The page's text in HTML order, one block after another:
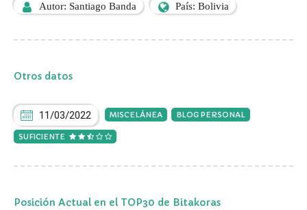
Autor: Santiago Banda País: Bolivia
Otros datos
11/03/2022 MISCELÁNEA BLOG PERSONAL
SUFICIENTE
Posición Actual en el TOP30 de Bitakoras